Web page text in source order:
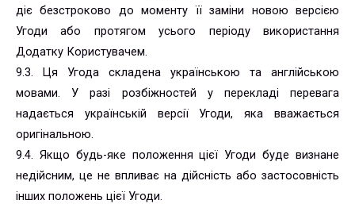
діє безстроково до моменту її заміни новою версією
Угоди або протягом усього періоду використання
Додатку Користувачем.
9.3. Ця Угода складена українською та англійською
мовами. У разі розбіжностей у перекладі перевага
надається українській версії Угоди, яка вважається
оригінальною.
9.4. Якщо будь-яке положення цієї Угоди буде визнане
недійсним, це не впливає на дійсність або застосовність
інших положень цієї Угоди.